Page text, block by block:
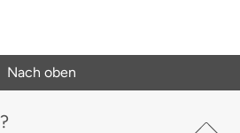
Nach oben
?